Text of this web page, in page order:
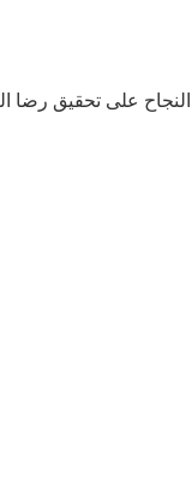
على تحقيق رضا